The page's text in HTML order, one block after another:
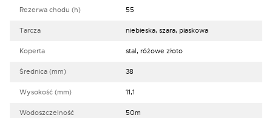
Rezerwa chodu (h) 55
Tarcza niebieska, szara, piaskowa
Koperta stal, różowe złoto
Średnica (mm) 38
Wysokość (mm) 11,1
Wodoszczelność 50m